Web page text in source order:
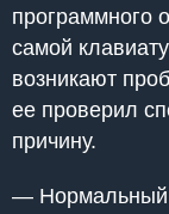
программного
самой
возникают
ее проверил
причину.
— Нормальный